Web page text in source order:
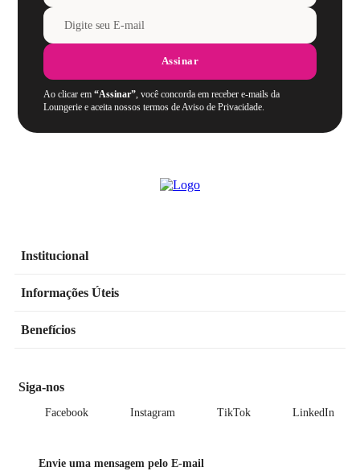
Assinar
Ao clicar em“Assinar”, você concorda em receber e-mails da
Loungerie e aceita nossos termos de Aviso de Privacidade.
Institucional
Informações Úteis
Benefícios
Siga-nos
Facebook Instagram TikTok LinkedIn
Envie uma mensagem pelo E-mail